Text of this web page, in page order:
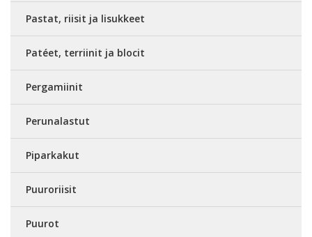
Pastat, riisit ja lisukkeet
Patéet, terriinit ja blocit
Pergamiinit
Perunalastut
Piparkakut
Puuroriisit
Puurot